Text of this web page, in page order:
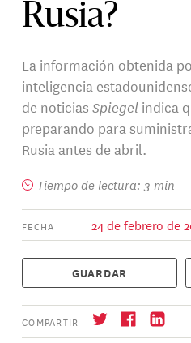
Rusia?
La información obtenida
inteligencia
de noticiasSpiegel indica
preparando para
Rusia antes de abril.
Tiempo de lectura: 3 min
FECHA 24 de febrero de
GUARDAR
COMPARTIR